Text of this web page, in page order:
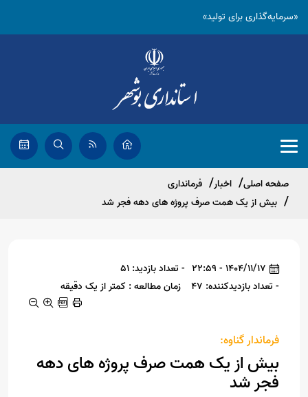
«سرمایه‌گذاری برای تولید»
صفحه اصلی اخبار
فرمانداری
بیش از یک همت صرف پروژه های دهه فجر شد
1404/11/17 - 22:59
- تعداد بازدید: 51
- تعداد بازدیدکننده: 47
زمان مطالعه : کمتر از یک دقیقه
فرماندار گناوه:
بیش از یک همت صرف پروژه های دهه
فجر شد